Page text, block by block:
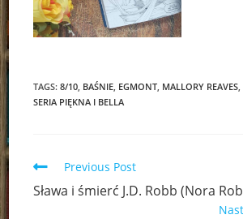
TAGS:8/10, BAŚNIE, EGMONT, MALLORY REAVES,
SERIA PIĘKNA I BELLA
Read
more
articles
Previous Post
Sława i śmierć J.D. Robb (Nora